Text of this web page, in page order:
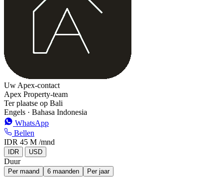
Uw Apex-contact
Apex Property-team
Ter plaatse op Bali
Engels · Bahasa Indonesia
WhatsApp
Bellen
IDR 45 M /mnd
IDR USD
Duur
Per maand 6 maanden Per jaar